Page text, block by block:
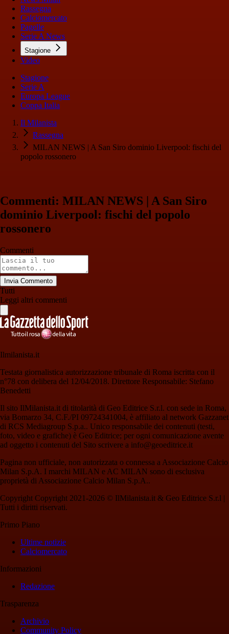
Rassegna
Calciomercato
Pagelle
Serie A News
Stagione
Video
Stagione
Serie A
Europa League
Coppa Italia
Il Milanista
Rassegna
MILAN NEWS | A San Siro dominio Liverpool: fischi del
popolo rossonero
Commenti: MILAN NEWS | A San Siro
dominio Liverpool: fischi del popolo
rossonero
Commenti
Invia Commento
Tutti
Leggi altri commenti
Ilmilanista.it
Testata giornalistica autorizzazione tribunale di Roma iscritta con il
n°78 con delibera del 12/04/2018. Direttore Responsabile: Stefano
Benedetti
Il sito IlMilanista.it di titolarità di Geo Editrice S.r.l. con sede in Roma,
via Bomarzo 34, C.F./PI 09724341004, è affiliato al network Gazzanet
di RCS Mediagroup S.p.a.. Unico responsabile dei contenuti (testi,
foto, video e grafiche) è Geo Editrice; per ogni comunicazione avente
ad oggetto i contenuti del Sito scrivere a info@geoeditrice.it
Pagina non ufficiale, non autorizzata o connessa a Associazione Calcio
Milan S.p.A. I marchi MILAN e AC MILAN sono di esclusiva
proprietà di Associazione Calcio Milan S.p.A..
Copyright Copyright 2021-2026 © IlMilanista.it & Geo Editrice S.r.l |
Tutti i diritti riservati.
Primo Piano
Ultime notizie
Calciomercato
Informazioni
Redazione
Trasparenza
Archivio
Community Policy